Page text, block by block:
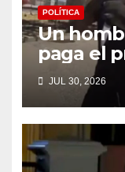
POLÍTICA
Un
paga el
después
a un
condado
(VIDEO)
* por
JUL 30, 2026